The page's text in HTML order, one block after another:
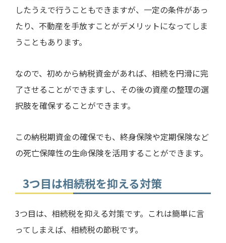
したうえで行うこともできますが、一定の条件があっ
たり、不動産を手放すことがデメリットになってしま
うこともあります。
なので、初めから納税資金があれば、相続を円滑に完
了させることができますし、その後の資産の整理の選
択肢を確保することができます。
この納税期資金の確保でも、終身保険や定期保険など
の死亡保障性の生命保険を活用することができます。
3つ目は相続税を抑える対策
3つ目は、相続税を抑える対策です。これは簡単に言
ってしまえば、相続税の節税です。